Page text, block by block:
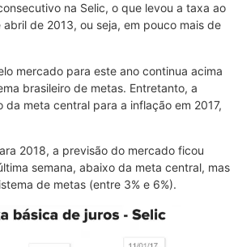
na Selic, o que levou a taxa ao
de 2013, ou seja, em pouco mais de
mercado para este ano continua acima
brasileiro de metas. Entretanto, a
da meta central para a inflação em 2017,
2018, a previsão do mercado ficou
semana, abaixo da meta central, mas
de metas (entre 3% e 6%).